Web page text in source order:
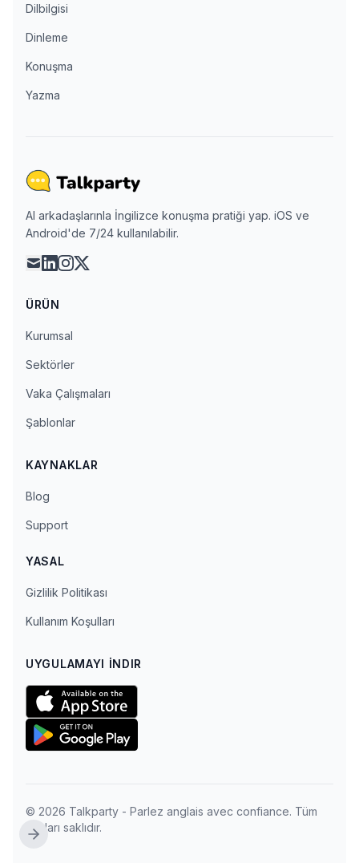
Dilbilgisi
Dinleme
Konuşma
Yazma
AI arkadaşlarınla İngilizce konuşma pratiği yap. iOS ve
Android'de 7/24 kullanılabilir.
maillinkedin
instagram
x
ÜRÜN
Kurumsal
Sektörler
Vaka Çalışmaları
Şablonlar
KAYNAKLAR
Blog
Support
YASAL
Gizlilik Politikası
Kullanım Koşulları
UYGULAMAYI İNDIR
© 2026 Talkparty - Parlez anglais avec confiance. Tüm
hakları saklıdır.